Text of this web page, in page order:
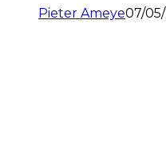
Pieter Ameye07/